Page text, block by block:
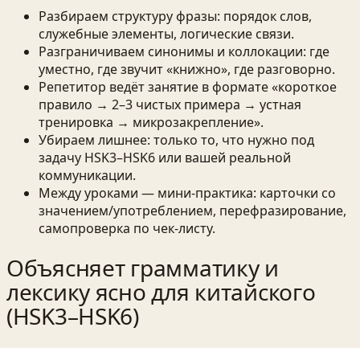
Разбираем структуру фразы: порядок слов,
служебные элементы, логические связи.
Разграничиваем синонимы и коллокации: где
уместно, где звучит «книжно», где разговорно.
Репетитор ведёт занятие в формате «короткое
правило → 2–3 чистых примера → устная
тренировка → микрозакрепление».
Убираем лишнее: только то, что нужно под
задачу HSK3–HSK6 или вашей реальной
коммуникации.
Между уроками — мини-практика: карточки со
значением/употреблением, перефразирование,
самопроверка по чек-листу.
Объясняет грамматику и
лексику ясно для китайского
(HSK3–HSK6)